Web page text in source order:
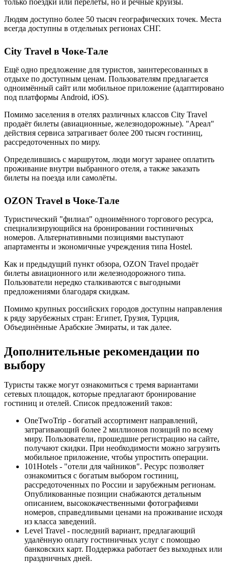
только поездки или перелёты, но и речные круизы.
Людям доступно более 50 тысяч географических точек. Места
всегда доступны в отдельных регионах СНГ.
City Travel в Чоке-Тале
Ещё одно предложение для туристов, заинтересованных в
отдыхе по доступным ценам. Пользователям предлагается
одноимённый сайт или мобильное приложение (адаптировано
под платформы Android, iOS).
Помимо заселения в отелях различных классов City Travel
продаёт билеты (авиационные, железнодорожные). "Ареал"
действия сервиса затрагивает более 200 тысяч гостиниц,
рассредоточенных по миру.
Определившись с маршрутом, люди могут заранее оплатить
проживание внутри выбранного отеля, а также заказать
билеты на поезда или самолёты.
OZON Travel в Чоке-Тале
Туристический "филиал" одноимённого торгового ресурса,
специализирующийся на бронировании гостиничных
номеров. Альтернативными позициями выступают
апартаменты и экономичные учреждения типа Hostel.
Как и предыдущий пункт обзора, OZON Travel продаёт
билеты авиационного или железнодорожного типа.
Пользователи нередко сталкиваются с выгодными
предложениями благодаря скидкам.
Помимо крупных российских городов доступны направления
к ряду зарубежных стран: Египет, Грузия, Турция,
Объединённые Арабские Эмираты, и так далее.
Дополнительные рекомендации по
выбору
Туристы также могут ознакомиться с тремя вариантами
сетевых площадок, которые предлагают бронирование
гостиниц и отелей. Список предложений таков:
OneTwoTrip - богатый ассортимент направлений,
затрагивающий более 2 миллионов позиций по всему
миру. Пользователи, прошедшие регистрацию на сайте,
получают скидки. При необходимости можно загрузить
мобильное приложение, чтобы упростить операции.
101Hotels - "отели для чайников". Ресурс позволяет
ознакомиться с богатым выбором гостиниц,
рассредоточенных по России и зарубежным регионам.
Опубликованные позиции снабжаются детальным
описанием, высококачественными фотографиями
номеров, справедливыми ценами на проживание исходя
из класса заведений.
Level Travel - последний вариант, предлагающий
удалённую оплату гостиничных услуг с помощью
банковских карт. Поддержка работает без выходных или
праздничных дней.